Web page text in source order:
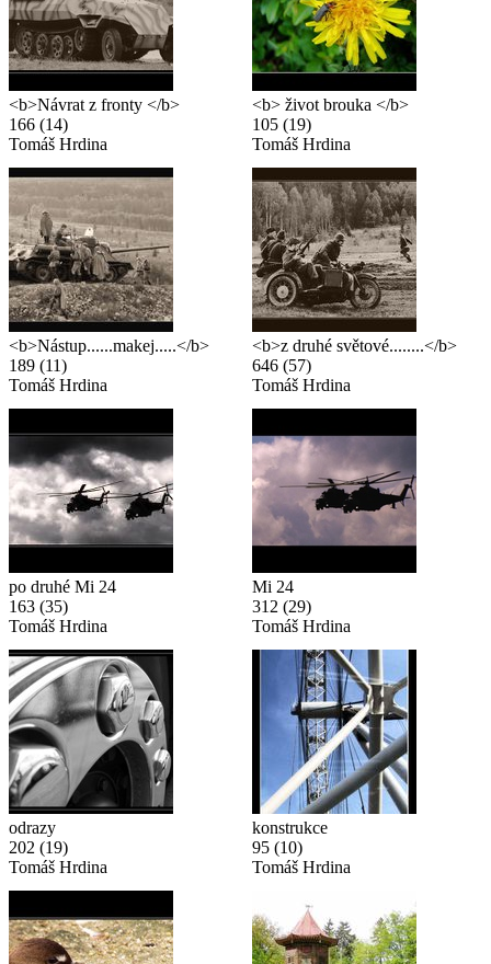
<b>Návrat z fronty </b>
166 (14)
Tomáš Hrdina
<b> život brouka </b>
105 (19)
Tomáš Hrdina
<b>Nástup......makej.....</b>
189 (11)
Tomáš Hrdina
<b>z druhé světové........</b>
646 (57)
Tomáš Hrdina
po druhé Mi 24
163 (35)
Tomáš Hrdina
Mi 24
312 (29)
Tomáš Hrdina
odrazy
202 (19)
Tomáš Hrdina
konstrukce
95 (10)
Tomáš Hrdina